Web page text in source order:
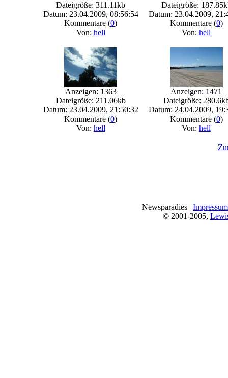
Dateigröße: 311.11kb
Datum: 23.04.2009, 08:56:54
Kommentare (0)
Von: hell
Dateigröße:
Datum: 23.04.2009,
Kommentare (0)
Von: hell
Anzeigen: 1363
Dateigröße: 211.06kb
Datum: 23.04.2009, 21:50:32
Kommentare (0)
Von: hell
Anzeigen: 1471
Dateigröße:
Datum: 24.04.2009,
Kommentare (0)
Von: hell
Newsparadies | Impressum
© 2001-2005,